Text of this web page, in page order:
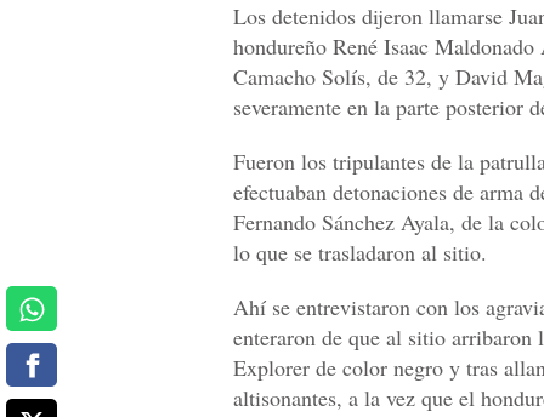
Los detenidos dijeron llamarse
hondureño René Isaac
Camacho Solís, de 32, y David
severamente en la parte posterior
Fueron los tripulantes de la
efectuaban detonaciones de arma
Fernando Sánchez Ayala, de la
lo que se trasladaron al sitio.
Ahí se entrevistaron con los
enteraron de que al sitio arribaron
Explorer de color negro y tras
altisonantes, a la vez que el